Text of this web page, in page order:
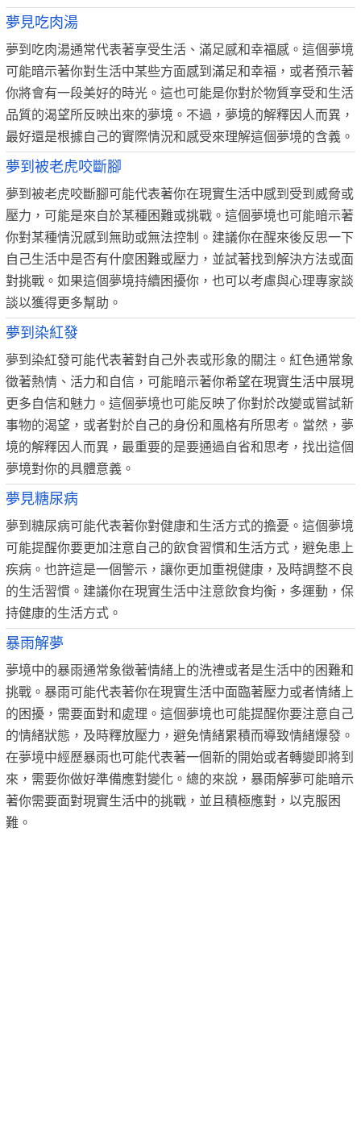
夢見吃肉湯
夢到吃肉湯通常代表著享受生活、滿足感和幸福感。這個夢境
可能暗示著你對生活中某些方面感到滿足和幸福，或者預示著
你將會有一段美好的時光。這也可能是你對於物質享受和生活
品質的渴望所反映出來的夢境。不過，夢境的解釋因人而異，
最好還是根據自己的實際情況和感受來理解這個夢境的含義。
夢到被老虎咬斷腳
夢到被老虎咬斷腳可能代表著你在現實生活中感到受到威脅或
壓力，可能是來自於某種困難或挑戰。這個夢境也可能暗示著
你對某種情況感到無助或無法控制。建議你在醒來後反思一下
自己生活中是否有什麼困難或壓力，並試著找到解決方法或面
對挑戰。如果這個夢境持續困擾你，也可以考慮與心理專家談
談以獲得更多幫助。
夢到染紅發
夢到染紅發可能代表著對自己外表或形象的關注。紅色通常象
徵著熱情、活力和自信，可能暗示著你希望在現實生活中展現
更多自信和魅力。這個夢境也可能反映了你對於改變或嘗試新
事物的渴望，或者對於自己的身份和風格有所思考。當然，夢
境的解釋因人而異，最重要的是要通過自省和思考，找出這個
夢境對你的具體意義。
夢見糖尿病
夢到糖尿病可能代表著你對健康和生活方式的擔憂。這個夢境
可能提醒你要更加注意自己的飲食習慣和生活方式，避免患上
疾病。也許這是一個警示，讓你更加重視健康，及時調整不良
的生活習慣。建議你在現實生活中注意飲食均衡，多運動，保
持健康的生活方式。
暴雨解夢
夢境中的暴雨通常象徵著情緒上的洗禮或者是生活中的困難和
挑戰。暴雨可能代表著你在現實生活中面臨著壓力或者情緒上
的困擾，需要面對和處理。這個夢境也可能提醒你要注意自己
的情緒狀態，及時釋放壓力，避免情緒累積而導致情緒爆發。
在夢境中經歷暴雨也可能代表著一個新的開始或者轉變即將到
來，需要你做好準備應對變化。總的來說，暴雨解夢可能暗示
著你需要面對現實生活中的挑戰，並且積極應對，以克服困
難。